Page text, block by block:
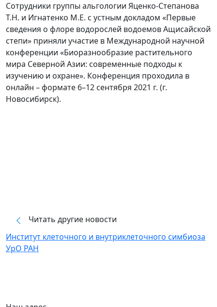
Сотрудники группы альгологии Яценко-Степанова
Т.Н. и Игнатенко М.Е. с устным докладом «Первые
сведения о флоре водорослей водоемов Ащисайской
степи» приняли участие в Международной научной
конференции «Биоразнообразие растительного
мира Северной Азии: современные подходы к
изучению и охране». Конференция проходила в
онлайн – формате 6–12 сентября 2021 г. (г.
Новосибирск).
Читать другие новости
Институт клеточного и внутриклеточного симбиоза
УрО РАН